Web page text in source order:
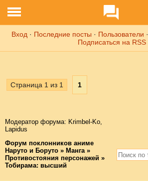
Вход · Последние посты · Пользователи ·
Подписаться на RSS
Страница 1 из 1 1
Модератор форума: Krimbel-Ko,
Lapidus
Форум поклонников аниме
Наруто и Боруто » Манга »
Противостояния персонажей »
Тобирама: высший